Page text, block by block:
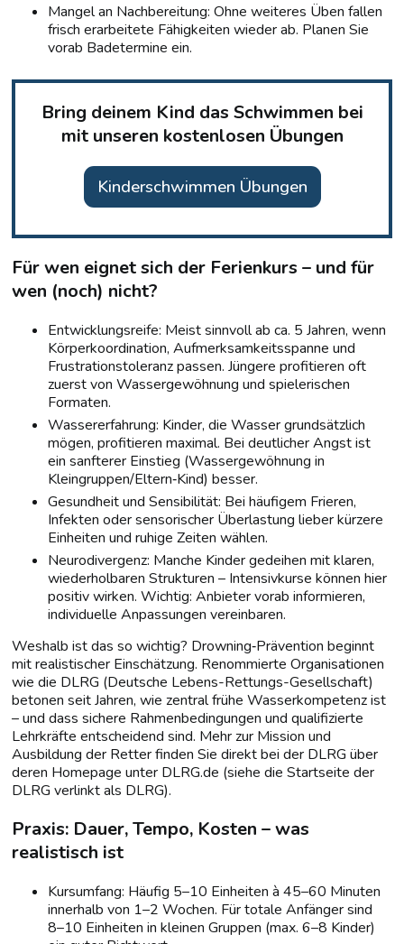
Mangel an Nachbereitung: Ohne weiteres Üben fallen
frisch erarbeitete Fähigkeiten wieder ab. Planen Sie
vorab Badetermine ein.
Bring deinem Kind das Schwimmen bei
mit unseren kostenlosen Übungen
Kinderschwimmen Übungen
Für wen eignet sich der Ferienkurs – und für
wen (noch) nicht?
Entwicklungsreife: Meist sinnvoll ab ca. 5 Jahren, wenn
Körperkoordination, Aufmerksamkeitsspanne und
Frustrationstoleranz passen. Jüngere profitieren oft
zuerst von Wassergewöhnung und spielerischen
Formaten.
Wassererfahrung: Kinder, die Wasser grundsätzlich
mögen, profitieren maximal. Bei deutlicher Angst ist
ein sanfterer Einstieg (Wassergewöhnung in
Kleingruppen/Eltern‑Kind) besser.
Gesundheit und Sensibilität: Bei häufigem Frieren,
Infekten oder sensorischer Überlastung lieber kürzere
Einheiten und ruhige Zeiten wählen.
Neurodivergenz: Manche Kinder gedeihen mit klaren,
wiederholbaren Strukturen – Intensivkurse können hier
positiv wirken. Wichtig: Anbieter vorab informieren,
individuelle Anpassungen vereinbaren.
Weshalb ist das so wichtig? Drowning‑Prävention beginnt
mit realistischer Einschätzung. Renommierte Organisationen
wie die DLRG (Deutsche Lebens-Rettungs-Gesellschaft)
betonen seit Jahren, wie zentral frühe Wasserkompetenz ist
– und dass sichere Rahmenbedingungen und qualifizierte
Lehrkräfte entscheidend sind. Mehr zur Mission und
Ausbildung der Retter finden Sie direkt bei der DLRG über
deren Homepage unter DLRG.de (siehe die Startseite der
DLRG verlinkt als DLRG).
Praxis: Dauer, Tempo, Kosten – was
realistisch ist
Kursumfang: Häufig 5–10 Einheiten à 45–60 Minuten
innerhalb von 1–2 Wochen. Für totale Anfänger sind
8–10 Einheiten in kleinen Gruppen (max. 6–8 Kinder)